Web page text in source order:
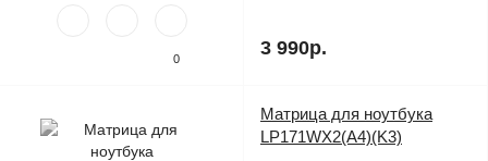
0 3 990р.
Матрица для ноутбука
LP171WX2(A4)(K3)